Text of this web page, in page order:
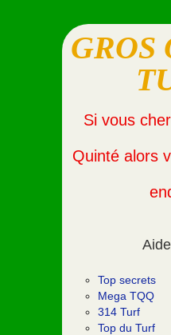
GROS
Si vous
Quinté alors
Top secrets
Mega TQQ
314 Turf
Top du Turf